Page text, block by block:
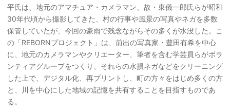
平氏は、地元のアマチュア・カメラマン、故・東儀一郎氏らが昭和
30年代頃から撮影してきた、村の行事や風景の写真やネガを多数
保管していたが、今回の豪雨で残念ながらその多くが水没した。こ
の「REBORNプロジェクト」は、前出の写真家・豊田有希を中心
に、地元のカメラマンやクリエーター、筆者を含む学芸員らがボラ
ンティアグループをつくり、それらの水損ネガなどをクリーニング
した上で、デジタル化、再プリントし、町の方々をはじめ多くの方
と、川を中心にした地域の記憶を共有することを目指すものであ
る。